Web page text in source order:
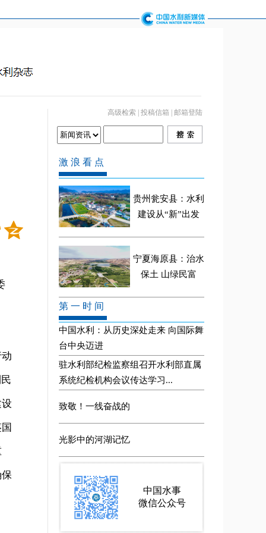
高级检索 投稿信箱 邮箱登陆